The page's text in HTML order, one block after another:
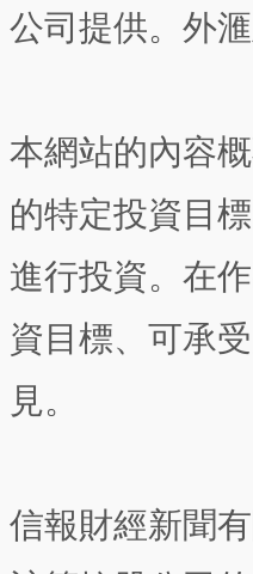
公司提供。外
本網站的內容
的特定投資目
進行投資。在
資目標、可承
見。
信報財經新聞